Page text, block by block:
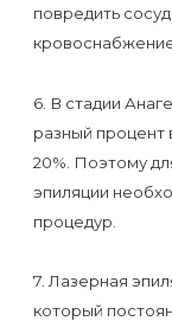
после
депиляции
сахаром
Виды
повредить
6. В стадии
разный процент
20%. Поэтому
эпиляции
процедур.
7. Лазерная
который